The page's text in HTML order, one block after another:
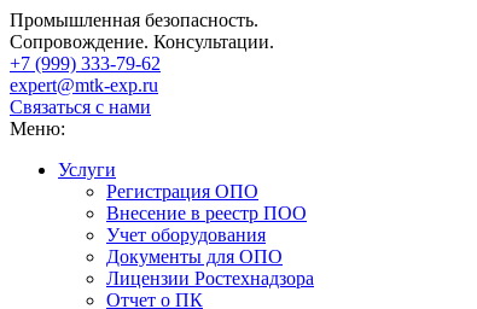
Промышленная безопасность.
Сопровождение. Консультации.
+7 (999) 333-79-62
expert@mtk-exp.ru
Связаться с нами
Меню:
Услуги
Регистрация ОПО
Внесение в реестр ПОО
Учет оборудования
Документы для ОПО
Лицензии Ростехнадзора
Отчет о ПК